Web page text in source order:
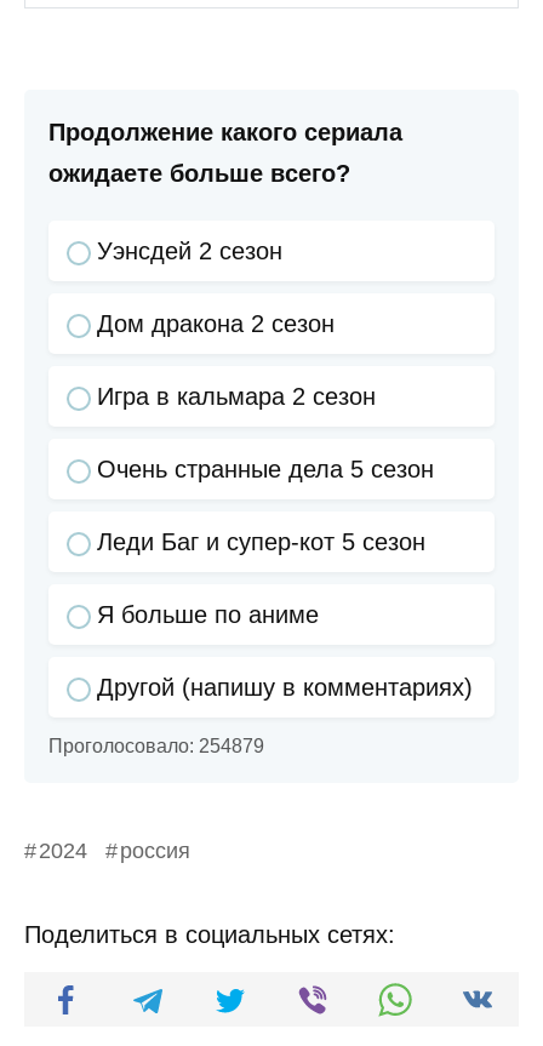
Продолжение какого сериала
ожидаете больше всего?
Уэнсдей 2 сезон
Дом дракона 2 сезон
Игра в кальмара 2 сезон
Очень странные дела 5 сезон
Леди Баг и супер-кот 5 сезон
Я больше по аниме
Другой (напишу в комментариях)
Проголосовало: 254879
2024 россия
Поделиться в социальных сетях: